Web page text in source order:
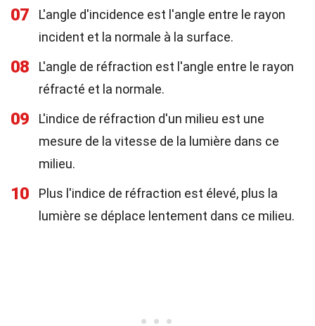
07
L'angle d'incidence est l'angle entre le rayon
incident et la normale à la surface.
08
L'angle de réfraction est l'angle entre le rayon
réfracté et la normale.
09
L'indice de réfraction d'un milieu est une
mesure de la vitesse de la lumière dans ce
milieu.
10
Plus l'indice de réfraction est élevé, plus la
lumière se déplace lentement dans ce milieu.